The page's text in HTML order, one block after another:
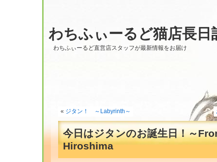
わちふぃーるど猫店長日
わちふぃーるど直営店スタッフが最新情報をお届け
« ジタン！ ～Labyrinth～
今日はジタンのお誕生日！～
Hiroshima